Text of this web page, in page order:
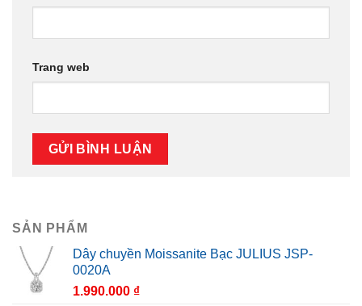
Trang web
SẢN PHẨM
Dây chuyền Moissanite Bạc JULIUS JSP-
0020A
1.990.000 ₫